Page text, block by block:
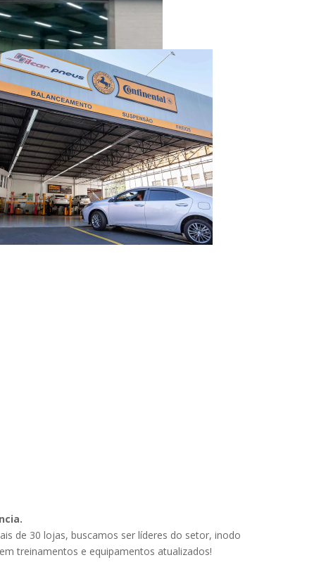
de 30 lojas, buscamos ser líderes do setor, inodo
treinamentos e equipamentos atualizados!